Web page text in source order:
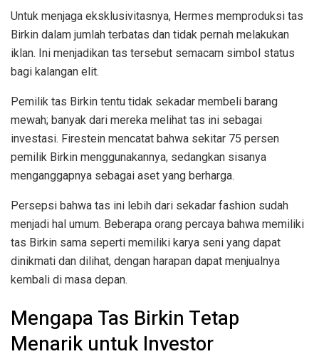
Untuk menjaga eksklusivitasnya, Hermes memproduksi tas
Birkin dalam jumlah terbatas dan tidak pernah melakukan
iklan. Ini menjadikan tas tersebut semacam simbol status
bagi kalangan elit.
Pemilik tas Birkin tentu tidak sekadar membeli barang
mewah; banyak dari mereka melihat tas ini sebagai
investasi. Firestein mencatat bahwa sekitar 75 persen
pemilik Birkin menggunakannya, sedangkan sisanya
menganggapnya sebagai aset yang berharga.
Persepsi bahwa tas ini lebih dari sekadar fashion sudah
menjadi hal umum. Beberapa orang percaya bahwa memiliki
tas Birkin sama seperti memiliki karya seni yang dapat
dinikmati dan dilihat, dengan harapan dapat menjualnya
kembali di masa depan.
Mengapa Tas Birkin Tetap
Menarik untuk Investor